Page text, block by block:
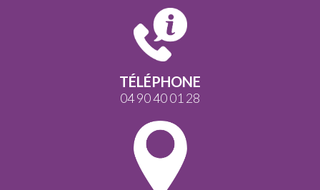
TÉLÉPHONE
04 90 40 01 28